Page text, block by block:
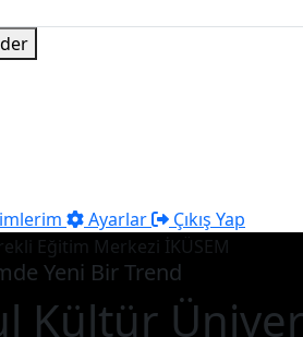
Ayarlar Çıkış Yap
Yeni Bir Trend
Kültür